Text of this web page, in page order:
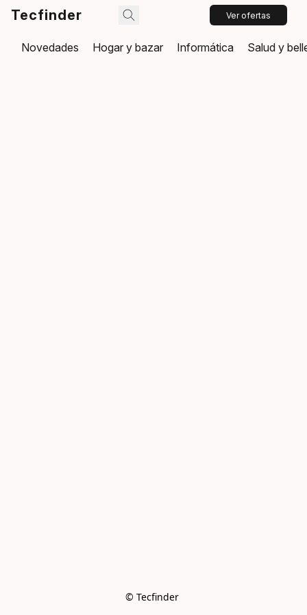
Tecfinder Ver ofertas
Novedades Hogar y bazar Informática Salud y
© Tecfinder